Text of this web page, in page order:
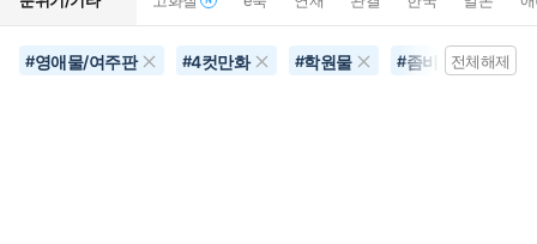
#영애물/여주판 #4컷만화 #학원물 #좀비/뱀파이어
전체해제